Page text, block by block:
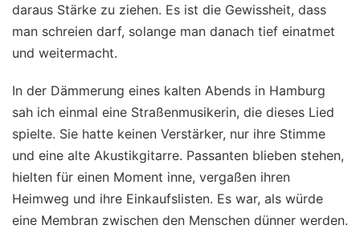
daraus Stärke zu ziehen. Es ist die Gewissheit, dass
man schreien darf, solange man danach tief einatmet
und weitermacht.
In der Dämmerung eines kalten Abends in Hamburg
sah ich einmal eine Straßenmusikerin, die dieses Lied
spielte. Sie hatte keinen Verstärker, nur ihre Stimme
und eine alte Akustikgitarre. Passanten blieben stehen,
hielten für einen Moment inne, vergaßen ihren
Heimweg und ihre Einkaufslisten. Es war, als würde
eine Membran zwischen den Menschen dünner werden.